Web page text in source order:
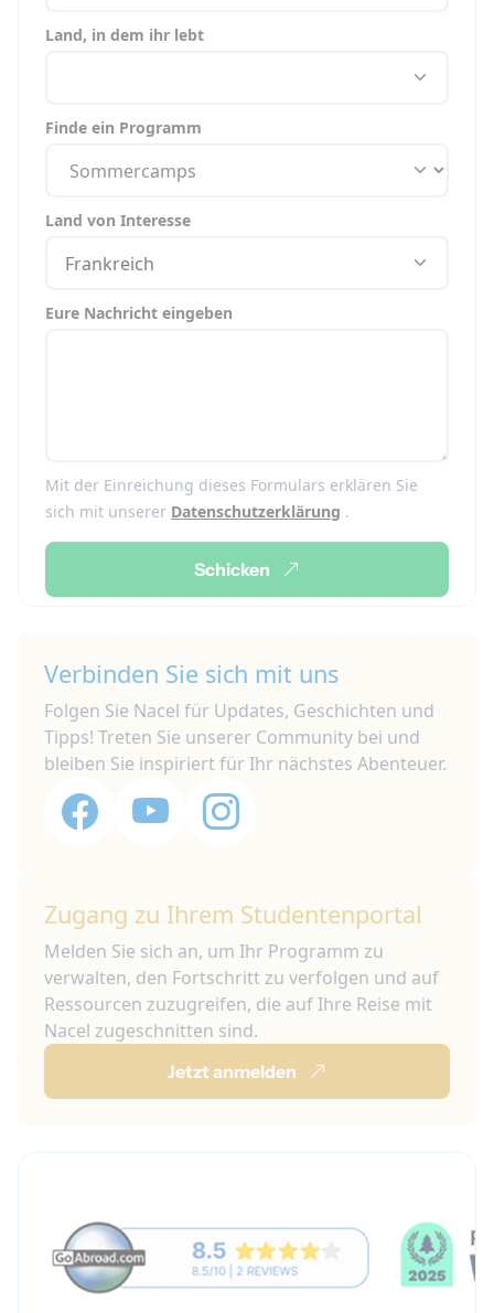
Land, in dem ihr lebt
Finde ein Programm
Land von Interesse
Frankreich
Eure Nachricht eingeben
Mit der Einreichung dieses Formulars erklären Sie
sich mit unserer Datenschutzerklärung .
Schicken
Verbinden Sie sich mit uns
Folgen Sie Nacel für Updates, Geschichten und
Tipps! Treten Sie unserer Community bei und
bleiben Sie inspiriert für Ihr nächstes Abenteuer.
Zugang zu Ihrem Studentenportal
Melden Sie sich an, um Ihr Programm zu
verwalten, den Fortschritt zu verfolgen und auf
Ressourcen zuzugreifen, die auf Ihre Reise mit
Nacel zugeschnitten sind.
Jetzt anmelden